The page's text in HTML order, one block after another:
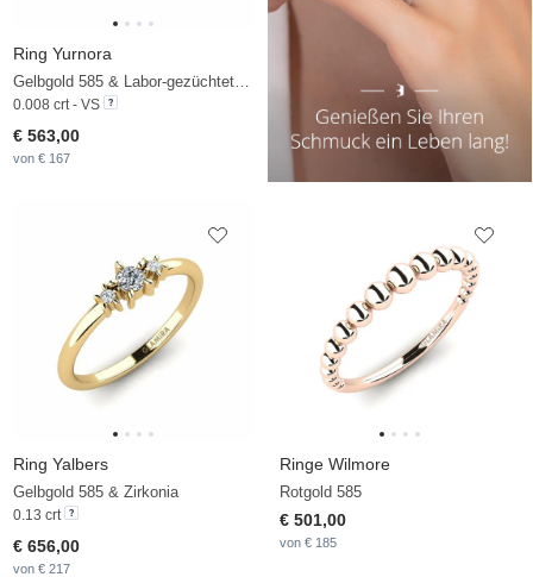
Ring Yurnora
0.008 crt - VS
€ 563,00
von € 167
Ring Yalbers
Gelbgold 585 & Zirkonia
0.13 crt
€ 656,00
von € 217
Ringe Wilmore
Rotgold 585
€ 501,00
von € 185